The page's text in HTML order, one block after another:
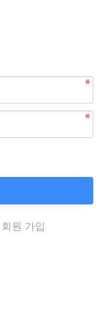
회원 가입